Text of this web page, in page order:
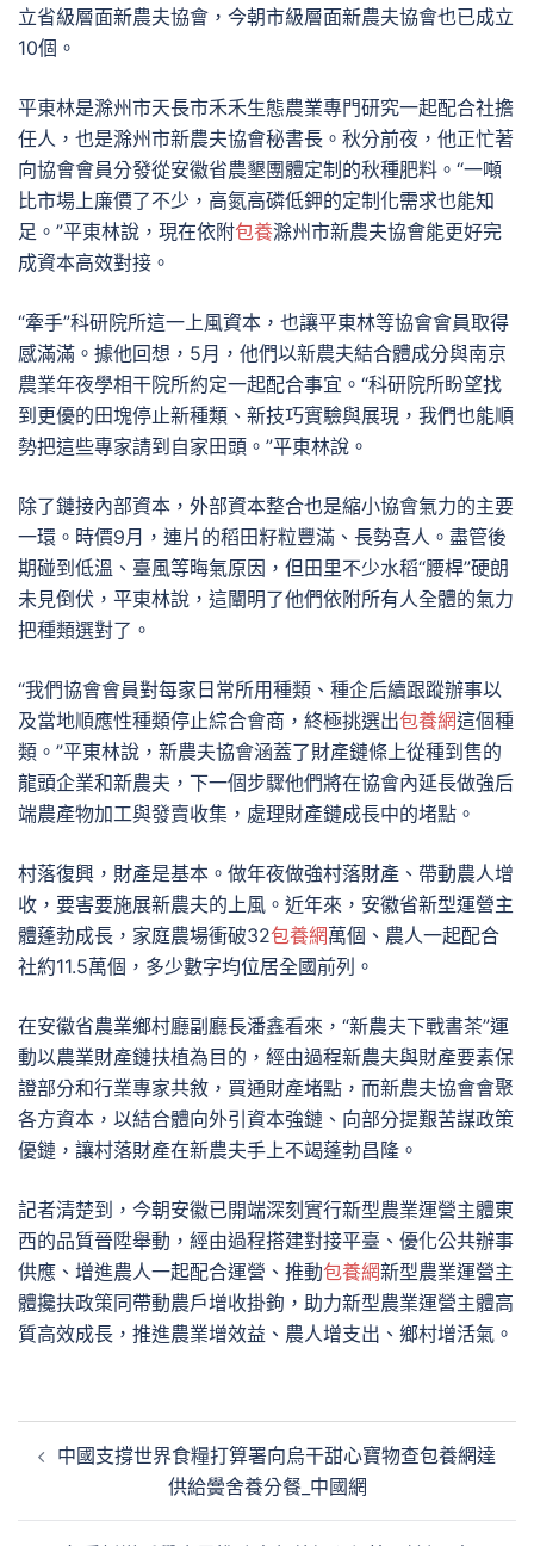
立省級層面新農夫協會，今朝市級層面新農夫協會也已成立
10個。
平東林是滁州市天長市禾禾生態農業專門研究一起配合社擔
任人，也是滁州市新農夫協會秘書長。秋分前夜，他正忙著
向協會會員分發從安徽省農墾團體定制的秋種肥料。“一噸
比市場上廉價了不少，高氮高磷低鉀的定制化需求也能知
足。”平東林說，現在依附包養滁州市新農夫協會能更好完
成資本高效對接。
“牽手”科研院所這一上風資本，也讓平東林等協會會員取得
感滿滿。據他回想，5月，他們以新農夫結合體成分與南京
農業年夜學相干院所約定一起配合事宜。“科研院所盼望找
到更優的田塊停止新種類、新技巧實驗與展現，我們也能順
勢把這些專家請到自家田頭。”平東林說。
除了鏈接內部資本，外部資本整合也是縮小協會氣力的主要
一環。時價9月，連片的稻田籽粒豐滿、長勢喜人。盡管後
期碰到低溫、臺風等晦氣原因，但田里不少水稻“腰桿”硬朗
未見倒伏，平東林說，這闡明了他們依附所有人全體的氣力
把種類選對了。
“我們協會會員對每家日常所用種類、種企后續跟蹤辦事以
及當地順應性種類停止綜合會商，終極挑選出包養網這個種
類。”平東林說，新農夫協會涵蓋了財產鏈條上從種到售的
龍頭企業和新農夫，下一個步驟他們將在協會內延長做強后
端農產物加工與發賣收集，處理財產鏈成長中的堵點。
村落復興，財產是基本。做年夜做強村落財產、帶動農人增
收，要害要施展新農夫的上風。近年來，安徽省新型運營主
體蓬勃成長，家庭農場衝破32包養網萬個、農人一起配合
社約11.5萬個，多少數字均位居全國前列。
在安徽省農業鄉村廳副廳長潘鑫看來，“新農夫下戰書茶”運
動以農業財產鏈扶植為目的，經由過程新農夫與財產要素保
證部分和行業專家共敘，買通財產堵點，而新農夫協會會聚
各方資本，以結合體向外引資本強鏈、向部分提艱苦謀政策
優鏈，讓村落財產在新農夫手上不竭蓬勃昌隆。
記者清楚到，今朝安徽已開端深刻實行新型農業運營主體東
西的品質晉陞舉動，經由過程搭建對接平臺、優化公共辦事
供應、增進農人一起配合運營、推動包養網新型農業運營主
體攙扶政策同帶動農戶增收掛鉤，助力新型農業運營主體高
質高效成長，推進農業增效益、農人增支出、鄉村增活氣。
章 中國支撐世界食糧打算署向烏干甜心寶物查包養網達
供給黌舍養分餐_中國網